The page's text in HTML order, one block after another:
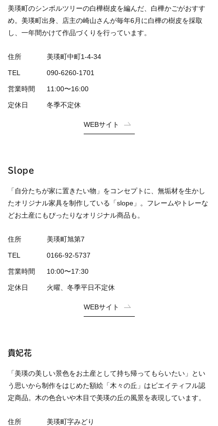
美瑛町のシンボルツリーの白樺樹皮を編んだ、白樺かごがおすす
め。美瑛町出身、店主の崎山さんが毎年6月に白樺の樹皮を採取
し、一年間かけて作品づくりを行っています。
住所 美瑛町中町1-4-34
TEL 090-6260-1701
営業時間 11:00〜16:00
定休日 冬季不定休
WEBサイト
Slope
「自分たちが家に置きたい物」をコンセプトに、無垢材を生かし
たオリジナル家具を制作している「slope」。フレームやトレーな
どお土産にもぴったりなオリジナル商品も。
住所 美瑛町旭第7
TEL 0166-92-5737
営業時間 10:00〜17:30
定休日 火曜、冬季平日不定休
WEBサイト
貴妃花
「美瑛の美しい景色をお土産として持ち帰ってもらいたい」とい
う思いから制作をはじめた額絵「木々の丘」はビエイティフル認
定商品。木の色合いや木目で美瑛の丘の風景を表現しています。
住所 美瑛町字みどり